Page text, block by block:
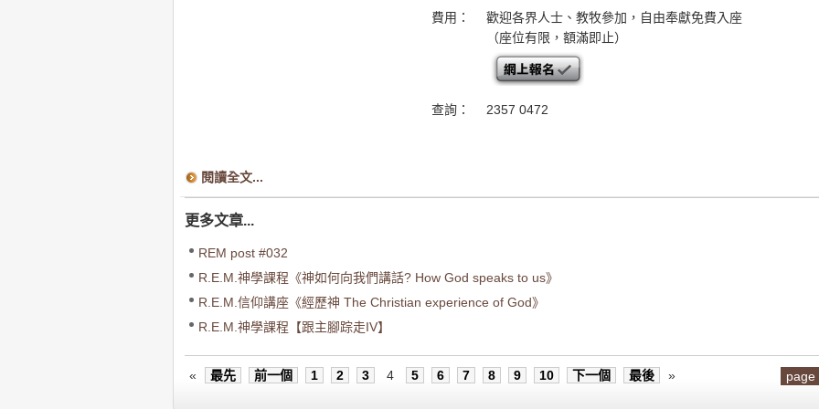
費用：
歡迎各界人士、教牧參加，自由奉獻免費入座
（座位有限，額滿即止）
查詢： 2357 0472
閱讀全文...
更多文章...
REM post #032
R.E.M.神學課程《神如何向我們講話? How God speaks to us》
R.E.M.信仰講座《經歷神 The Christian experience of God》
R.E.M.神學課程【跟主腳踪走IV】
page
« 最先 前一個 1 2 3 4 5 6 7 8 9 10 下一個 最後 »